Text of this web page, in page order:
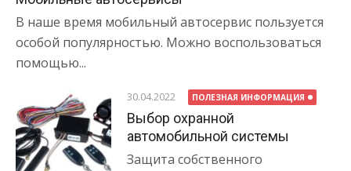
В наше время мобильный автосервис пользуется
особой популярностью. Можно воспользоваться
помощью...
30.04.2022 ПОЛЕЗНАЯ ИНФОРМАЦИЯ
Выбор охранной
автомобильной системы
Защита собственного